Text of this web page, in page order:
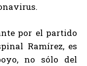
por el partido
Ramírez, es
no sólo del